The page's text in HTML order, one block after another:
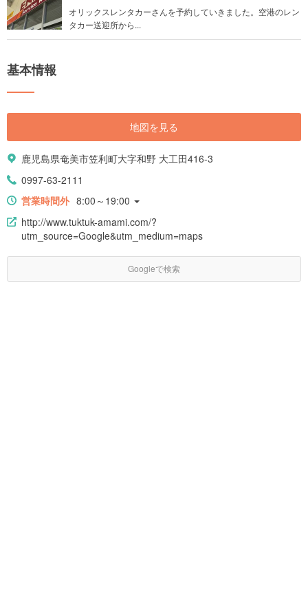
オリックスレンタカーさんを予約していきました。空港のレン
タカー送迎所から...
基本情報
地図を見る
鹿児島県奄美市笠利町大字和野 大工田416-3
0997-63-2111
営業時間外 8:00～19:00
http://www.tuktuk-amami.com/?
utm_source=Google&utm_medium=maps
Googleで検索